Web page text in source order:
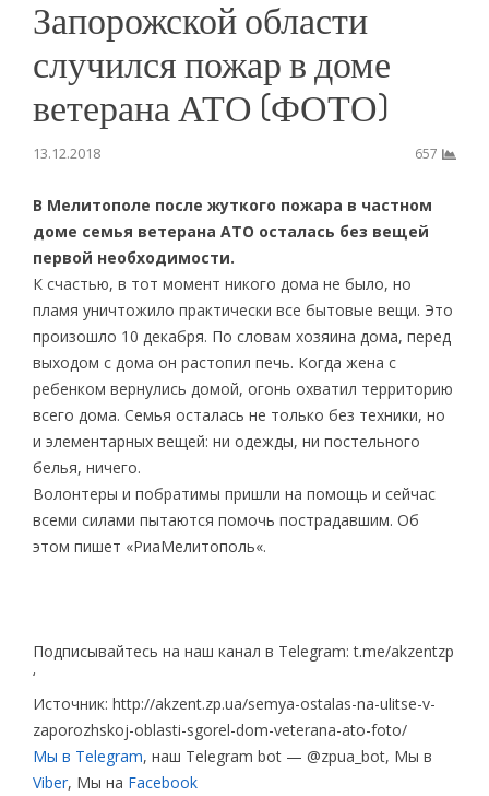
Запорожской области
случился пожар в доме
ветерана АТО (ФОТО)
13.12.2018 657
В Мелитополе после жуткого пожара в частном
доме семья ветерана АТО осталась без вещей
первой необходимости.
К счастью, в тот момент никого дома не было, но
пламя уничтожило практически все бытовые вещи. Это
произошло 10 декабря. По словам хозяина дома, перед
выходом с дома он растопил печь. Когда жена с
ребенком вернулись домой, огонь охватил территорию
всего дома. Семья осталась не только без техники, но
и элементарных вещей: ни одежды, ни постельного
белья, ничего.
Волонтеры и побратимы пришли на помощь и сейчас
всеми силами пытаются помочь пострадавшим. Об
этом пишет «РиаМелитополь«.
Подписывайтесь на наш канал в Telegram: t.me/akzentzp
‘
Источник: http://akzent.zp.ua/semya-ostalas-na-ulitse-v-
zaporozhskoj-oblasti-sgorel-dom-veterana-ato-foto/
Мы в Telegram, наш Telegram bot — @zpua_bot, Мы в
Viber, Мы на Facebook